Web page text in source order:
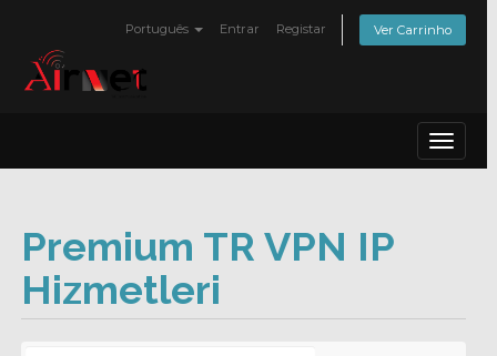
Português Entrar Registar Ver Carrinho
Toggle
Premium TR VPN IP
Hizmetleri